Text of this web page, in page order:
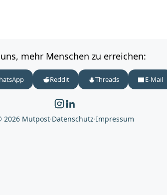
mehr Menschen zu erreichen:
Reddit Threads E-Mail
2026 Mutpost·Datenschutz·Impressum